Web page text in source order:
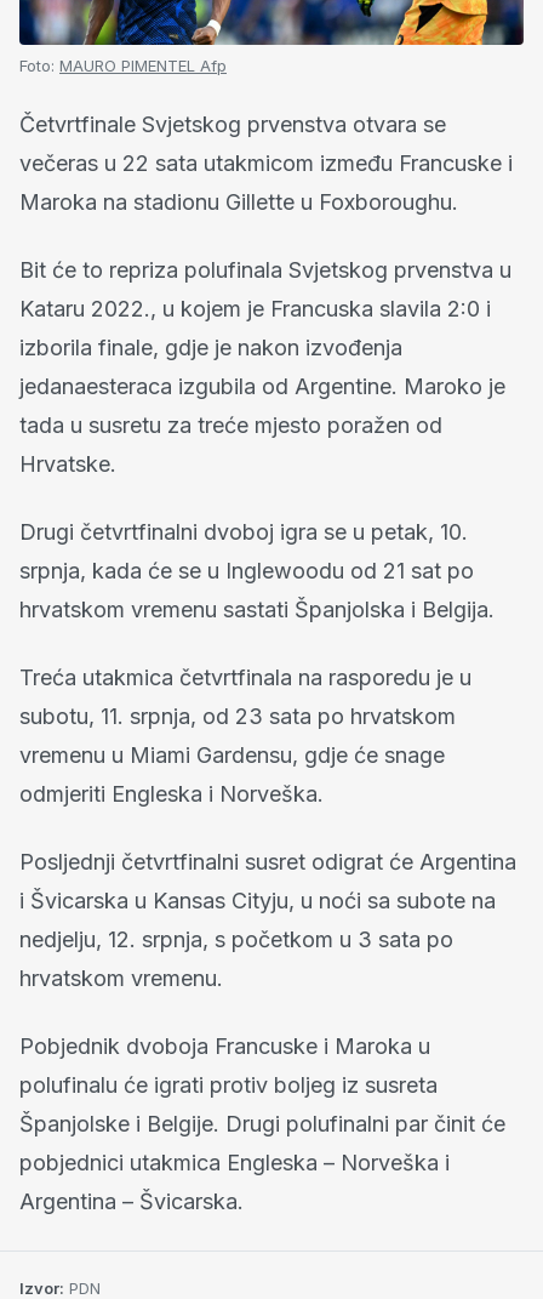
Foto: MAURO PIMENTEL Afp
Četvrtfinale Svjetskog prvenstva otvara se
večeras u 22 sata utakmicom između Francuske i
Maroka na stadionu Gillette u Foxboroughu.
Bit će to repriza polufinala Svjetskog prvenstva u
Kataru 2022., u kojem je Francuska slavila 2:0 i
izborila finale, gdje je nakon izvođenja
jedanaesteraca izgubila od Argentine. Maroko je
tada u susretu za treće mjesto poražen od
Hrvatske.
Drugi četvrtfinalni dvoboj igra se u petak, 10.
srpnja, kada će se u Inglewoodu od 21 sat po
hrvatskom vremenu sastati Španjolska i Belgija.
Treća utakmica četvrtfinala na rasporedu je u
subotu, 11. srpnja, od 23 sata po hrvatskom
vremenu u Miami Gardensu, gdje će snage
odmjeriti Engleska i Norveška.
Posljednji četvrtfinalni susret odigrat će Argentina
i Švicarska u Kansas Cityju, u noći sa subote na
nedjelju, 12. srpnja, s početkom u 3 sata po
hrvatskom vremenu.
Pobjednik dvoboja Francuske i Maroka u
polufinalu će igrati protiv boljeg iz susreta
Španjolske i Belgije. Drugi polufinalni par činit će
pobjednici utakmica Engleska – Norveška i
Argentina – Švicarska.
Izvor: PDN